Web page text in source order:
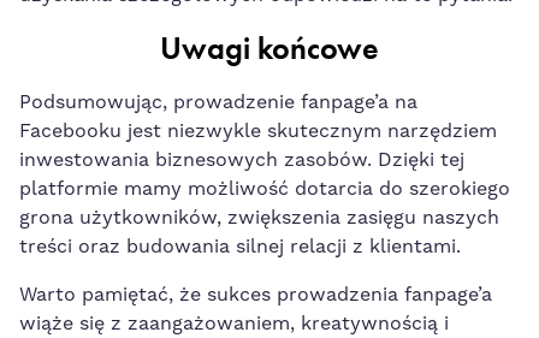
Uwagi końcowe
Podsumowując, prowadzenie fanpage’a na
Facebooku jest niezwykle skutecznym ‍narzędziem
inwestowania biznesowych zasobów. Dzięki tej
platformie mamy możliwość dotarcia do‌ szerokiego​
grona użytkowników, zwiększenia zasięgu naszych
treści oraz budowania silnej relacji z klientami.
Warto pamiętać, że sukces prowadzenia fanpage’a
wiąże się ⁤z zaangażowaniem, kreatywnością i